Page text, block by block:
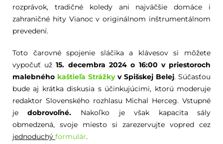
rozprávok, tradičné koledy ani najväčšie domáce i
zahraničné hity Vianoc v originálnom inštrumentálnom
prevedení.
Toto čarovné spojenie sláčika a klávesov si môžete
vypočuť už15. decembra 2024 o 16:00 v priestoroch
malebného kaštieľa StrážkyvSpišskej Belej. Súčasťou
bude aj krátka diskusia s účinkujúcimi, ktorú moderuje
redaktor Slovenského rozhlasu Michal Herceg. Vstupné
jedobrovoľné. Nakoľko je však kapacita sály
obmedzená, svoje miesto si zarezervujte vopred cez
jednoduchý formulár.